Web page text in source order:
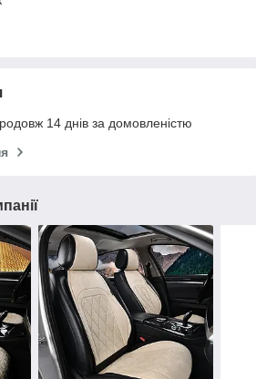
14 днів за домовленістю